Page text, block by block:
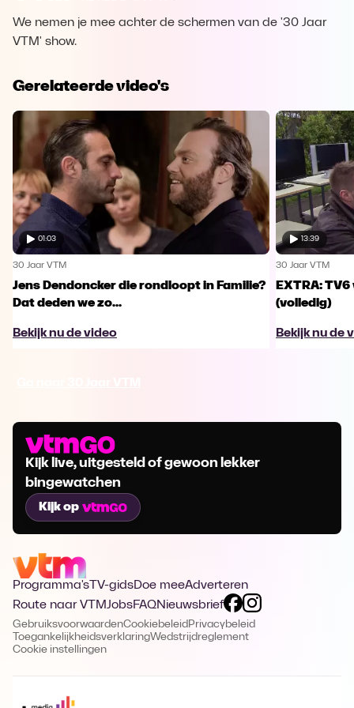
We nemen je mee achter de schermen van de '30 Jaar
VTM' show.
Gerelateerde video's
01:03
30 Jaar VTM
Jens Dendoncker die rondloopt in Familie?
Dat deden we zo...
Bekijk nu de video
13:39
30 Jaar VTM
EXTRA:
(volledig)
Bekijk nu de
Kijk live, uitgesteld of gewoon lekker
bingewatchen
Kijk op
Programma's TV-gidsDoe meeAdverteren
Route naar VTMJobsFAQNieuwsbrief
GebruiksvoorwaardenCookiebeleid Privacybeleid
ToegankelijkheidsverklaringWedstrijdreglement
Cookie instellingen